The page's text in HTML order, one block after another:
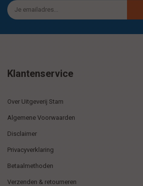
Klantenservice
Over Uitgeverij Stam
Algemene Voorwaarden
Disclaimer
Privacyverklaring
Betaalmethoden
Verzenden & retourneren